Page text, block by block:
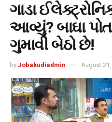
ગાડા
આવ્યું? બાઘા
ગુમાવી બેઠો છે!
by Jobakudiadmin August 21,